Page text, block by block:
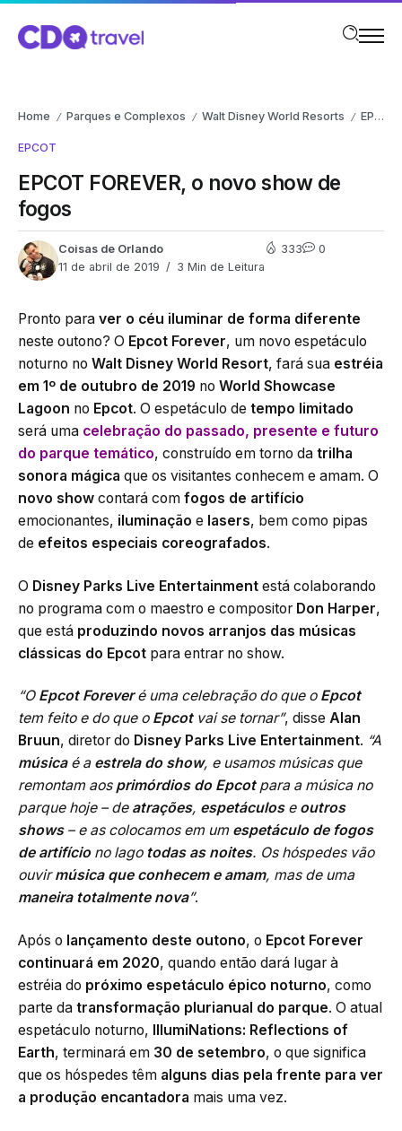
Home / Parques e Complexos / Walt Disney World Resorts / EPCOT
EPCOT
EPCOT FOREVER, o novo show de
fogos
Coisas de Orlando
11 de abril de 2019
3 Min de Leitura
333 0
Pronto para ver o céu iluminar de forma diferente
neste outono? O Epcot Forever, um novo espetáculo
noturno no Walt Disney World Resort, fará sua estréia
em 1º de outubro de 2019 no World Showcase
Lagoon no Epcot. O espetáculo de tempo limitado
será uma celebração do passado, presente e futuro
do parque temático, construído em torno da trilha
sonora mágica que os visitantes conhecem e amam. O
novo show contará com fogos de artifício
emocionantes, iluminação e lasers, bem como pipas
de efeitos especiais coreografados.
O Disney Parks Live Entertainment está colaborando
no programa com o maestro e compositor Don Harper,
que está produzindo novos arranjos das músicas
clássicas do Epcot para entrar no show.
“O Epcot Foreveré uma celebração do que o Epcot
tem feito e do que o Epcotvai se tornar”, disse Alan
Bruun, diretor do Disney Parks Live Entertainment. “A
músicaé a estrela do show, e usamos músicas que
remontam aos primórdios do Epcotpara a música no
parque hoje – de atrações, espetáculose outros
shows– e as colocamos em um espetáculo de fogos
de artifíciono lago todas as noites. Os hóspedes vão
ouvirmúsica que conhecem e amam, mas de uma
maneira totalmente nova”.
Após o lançamento deste outono, o Epcot Forever
continuará em 2020, quando então dará lugar à
estréia do próximo espetáculo épico noturno, como
parte da transformação plurianual do parque. O atual
espetáculo noturno, IllumiNations: Reflections of
Earth, terminará em 30 de setembro, o que significa
que os hóspedes têm alguns dias pela frente para ver
a produção encantadora mais uma vez.